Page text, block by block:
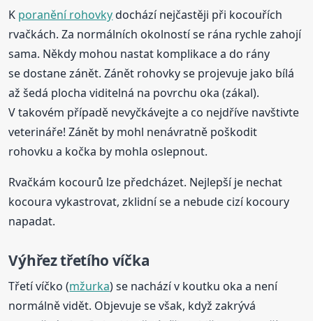
K poranění rohovkydochází nejčastěji při kocouřích
rvačkách. Za normálních okolností se rána rychle zahojí
sama. Někdy mohou nastat komplikace a do rány
se dostane zánět. Zánět rohovky se projevuje jako bílá
až šedá plocha viditelná na povrchu oka (zákal).
V takovém případě nevyčkávejte a co nejdříve navštivte
veterináře! Zánět by mohl nenávratně poškodit
rohovku a kočka by mohla oslepnout.
Rvačkám kocourů lze předcházet. Nejlepší je nechat
kocoura vykastrovat, zklidní se a nebude cizí kocoury
napadat.
Výhřez třetího víčka
Třetí víčko (mžurka) se nachází v koutku oka a není
normálně vidět. Objevuje se však, když zakrývá